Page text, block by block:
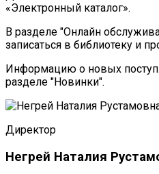
«Электронный каталог».
В разделе "Онлайн
записаться в библиотеку и
Информацию о новых
разделе "Новинки".
Директор
Негрей Наталия